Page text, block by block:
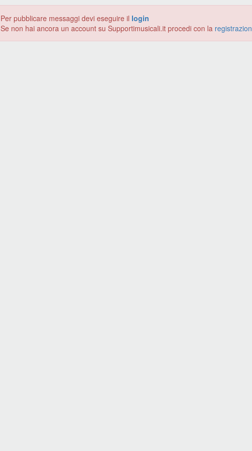
Per pubblicare messaggi devi eseguire il login
Se non hai ancora un account su Supportimusicali.it procedi con la